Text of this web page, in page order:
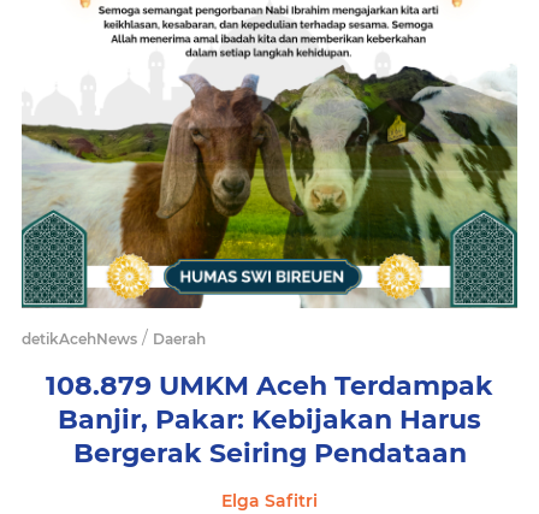
detikAcehNews / Daerah
108.879 UMKM Aceh Terdampak
Banjir, Pakar: Kebijakan Harus
Bergerak Seiring Pendataan
Elga Safitri